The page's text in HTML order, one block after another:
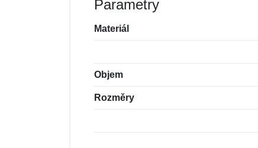
Parametry
Materiál
Objem
Rozměry